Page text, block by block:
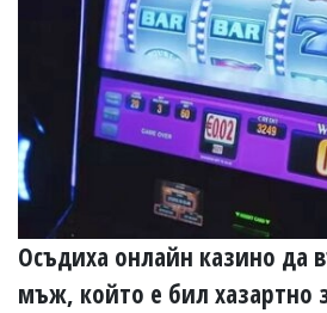
Осъдиха онлайн казино да
мъж, който е бил хазартно